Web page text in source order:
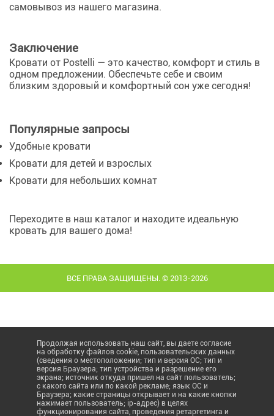
самовывоз из нашего магазина.
Заключение
Кровати от Postelli — это качество, комфорт и стиль в
одном предложении. Обеспечьте себе и своим
близким здоровый и комфортный сон уже сегодня!
Популярные запросы
Удобные кровати
Кровати для детей и взрослых
Кровати для небольших комнат
Переходите в наш каталог и находите идеальную
кровать для вашего дома!
ВСЕ ПРАВА ЗАЩИЩЕНЫ. © 2013-2026
Продолжая использовать наш сайт, вы даете согласие
на обработку файлов cookie, пользовательских данных
(сведения о местоположении; тип и версия ОС; тип и
версия Браузера; тип устройства и разрешение его
экрана; источник откуда пришел на сайт пользователь;
с какого сайта или по какой рекламе; язык ОС и
Браузера; какие страницы открывает и на какие кнопки
нажимает пользователь; ip-адрес) в целях
функционирования сайта, проведения ретаргетинга и